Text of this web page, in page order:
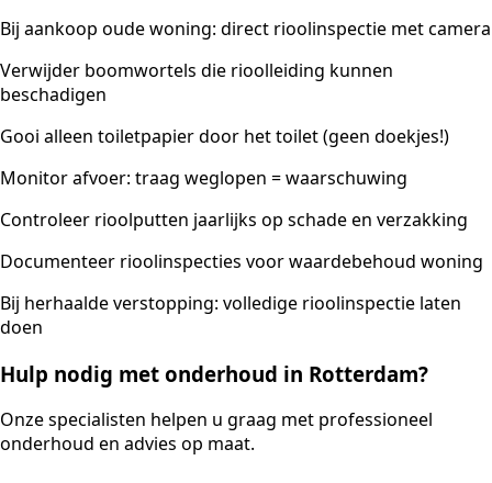
Bij aankoop oude woning: direct rioolinspectie met camera
Verwijder boomwortels die rioolleiding kunnen
beschadigen
Gooi alleen toiletpapier door het toilet (geen doekjes!)
Monitor afvoer: traag weglopen = waarschuwing
Controleer rioolputten jaarlijks op schade en verzakking
Documenteer rioolinspecties voor waardebehoud woning
Bij herhaalde verstopping: volledige rioolinspectie laten
doen
Hulp nodig met onderhoud in Rotterdam?
Onze specialisten helpen u graag met professioneel
onderhoud en advies op maat.